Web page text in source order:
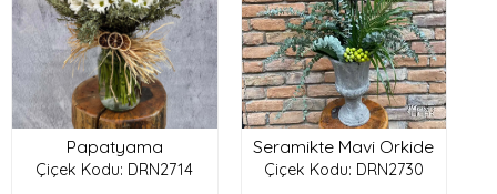
Papatyama
Çiçek Kodu: DRN2714
Seramikte Mavi Orkide
Çiçek Kodu: DRN2730